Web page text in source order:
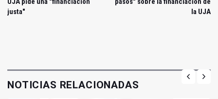
justa"
la UJA
NOTICIAS RELACIONADAS